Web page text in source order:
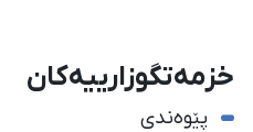
خزمەتگوزارییەکان
پێوەندی